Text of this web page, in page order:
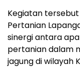
Kegiatan
Pertanian
sinergi antara
pertanian dalam
jagung di wilayah